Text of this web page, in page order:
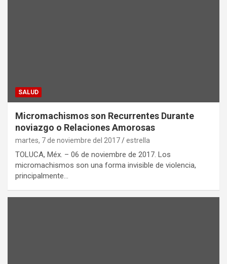
SALUD
Micromachismos son Recurrentes Durante
noviazgo o Relaciones Amorosas
martes, 7 de noviembre del 2017 estrella
TOLUCA, Méx. – 06 de noviembre de 2017. Los
micromachismos son una forma invisible de violencia,
principalmente…